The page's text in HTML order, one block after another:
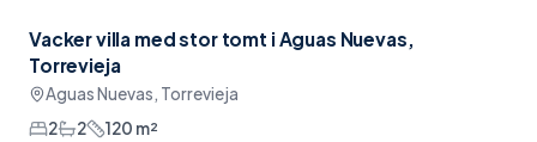
Garage
Vacker villa med stor tomt i Aguas Nuevas,
Torrevieja
Aguas Nuevas, Torrevieja
2
2 120 m²